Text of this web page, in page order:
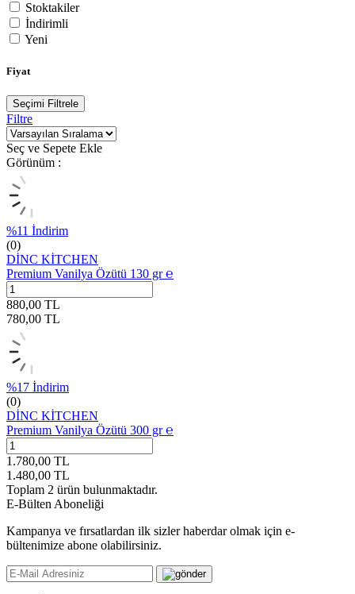
Stoktakiler
İndirimli
Yeni
Fiyat
Seçimi Filtrele
Filtre
Seç ve Sepete Ekle
Görünüm :
%11 İndirim
(0)
DİNC KİTCHEN
Premium Vanilya Özütü 130 gr ℮
880,00 TL
780,00 TL
%17 İndirim
(0)
DİNC KİTCHEN
Premium Vanilya Özütü 300 gr ℮
1.780,00 TL
1.480,00 TL
Toplam 2 ürün bulunmaktadır.
E-Bülten Aboneliği
Kampanya ve fırsatlardan ilk sizler haberdar olmak için e-
bültenimize abone olabilirsiniz.